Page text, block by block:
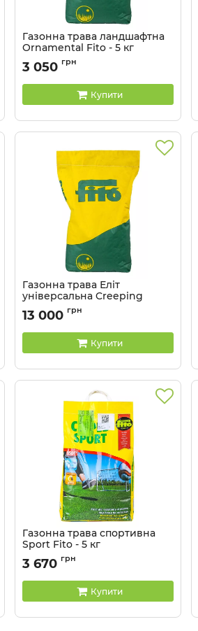
Газонна трава ландшафтна
Ornamental Fito - 5 кг
Артикул: 2104038
3 050 грн
Купити
Газонна трава Еліт
універсальна Creeping
ryegrass Fito - 25 кг
Артикул: 2104036
13 000 грн
Купити
Газонна трава спортивна
Sport Fito - 5 кг
Артикул: 2104032
3 670 грн
Купити